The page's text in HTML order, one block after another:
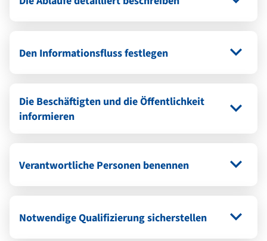
Den Informationsfluss festlegen
Die Beschäftigten und die Öffentlichkeit
informieren
Verantwortliche Personen benennen
Notwendige Qualifizierung sicherstellen